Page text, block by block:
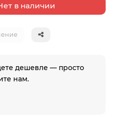
в наличии
дешевле — просто
нам.